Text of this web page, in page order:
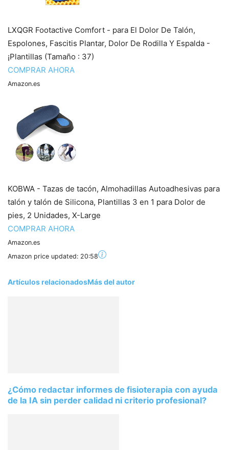
LXQGR Footactive Comfort - para El Dolor De Talón,
Espolones, Fascitis Plantar, Dolor De Rodilla Y Espalda -
¡Plantillas (Tamaño : 37)
COMPRAR AHORA
Amazon.es
KOBWA - Tazas de tacón, Almohadillas Autoadhesivas para
talón y talón de Silicona, Plantillas 3 en 1 para Dolor de
pies, 2 Unidades, X-Large
COMPRAR AHORA
Amazon.es
Amazon price updated: 20:58
Artículos relacionadosMás del autor
¿Cómo redactar informes de fisioterapia con ayuda
de la IA sin perder calidad ni criterio profesional?